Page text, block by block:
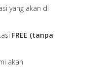
yang akan di
FREE (tanpa
akan